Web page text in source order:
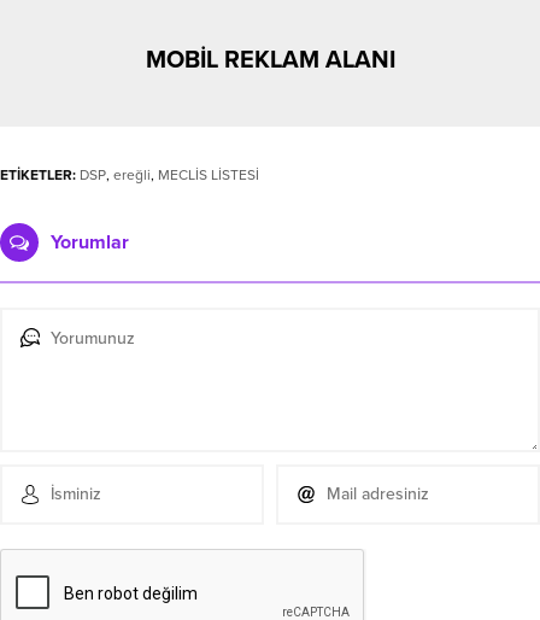
MOBİL REKLAM ALANI
ETİKETLER: DSP, ereğli, MECLİS LİSTESİ
Yorumlar